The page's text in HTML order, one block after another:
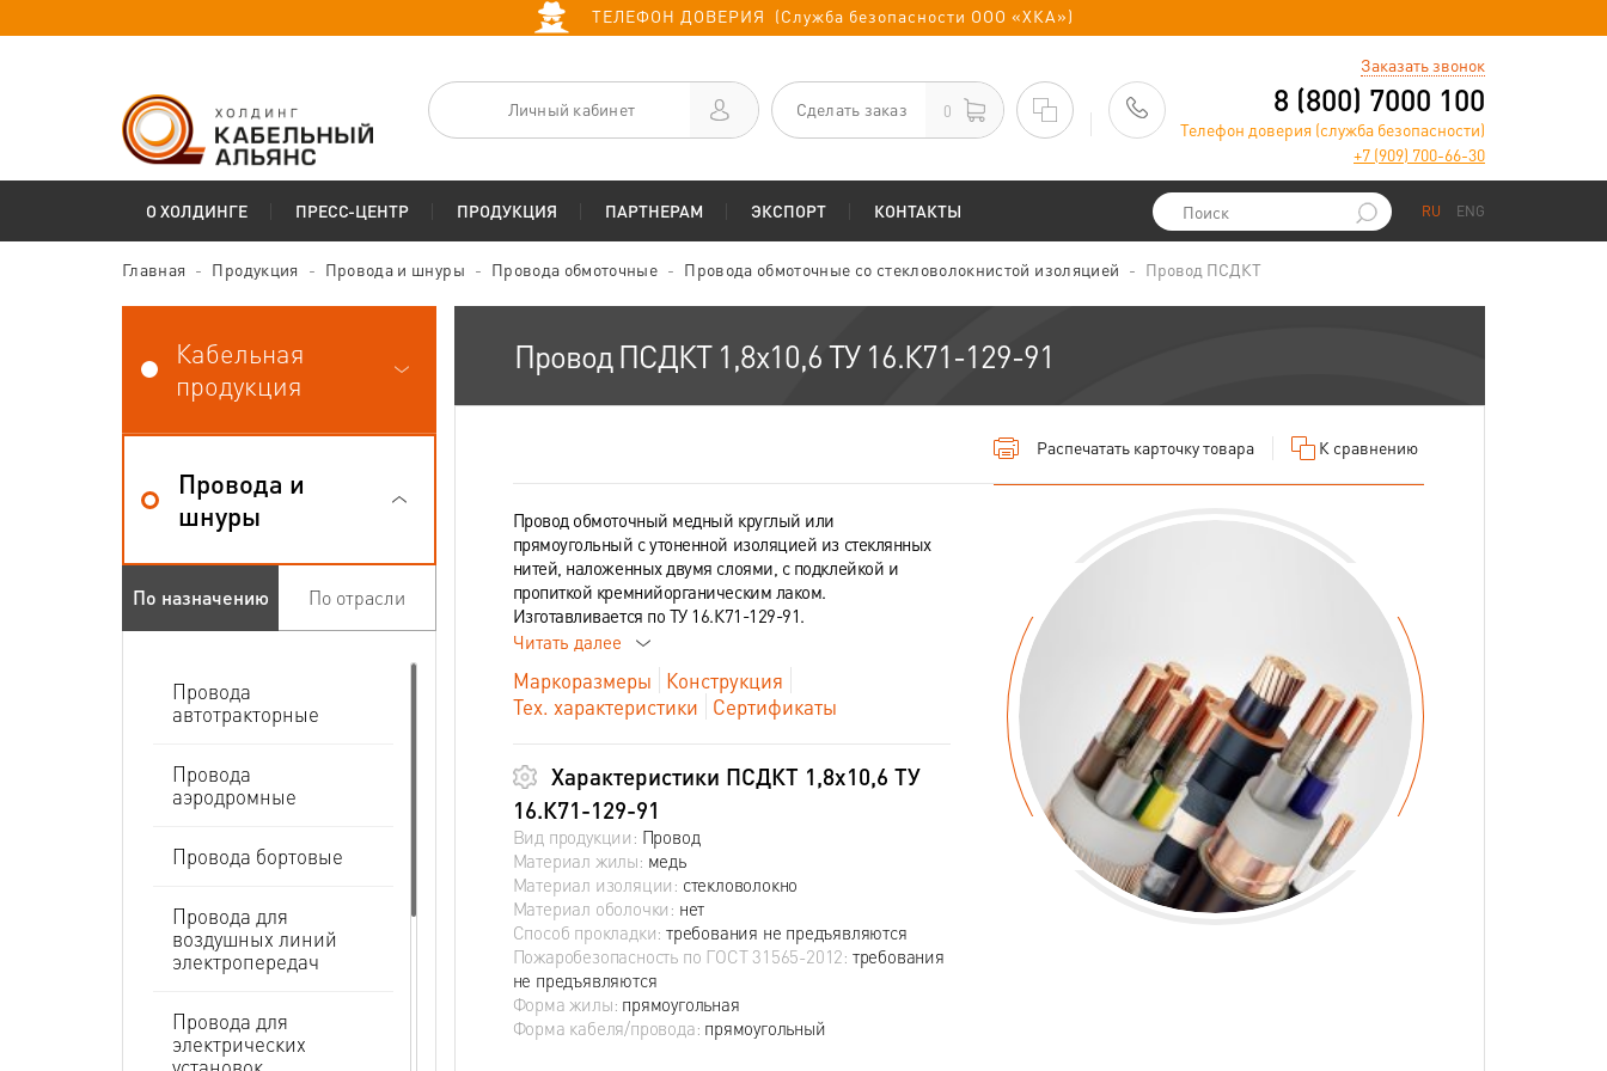
ТЕЛЕФОН ДОВЕРИЯ (Служба безопасности ООО «ХКА»)
Личный кабинет Сделать заказ 0
Заказать звонок
8 (800) 7000 100
Телефон доверия (служба безопасности)
+7 (909) 700-66-30
О ХОЛДИНГЕ ПРЕСС-ЦЕНТР ПРОДУКЦИЯ ПАРТНЕРАМ ЭКСПОРТ КОНТАКТЫ RU ENG
Главная Продукция Провода и шнуры Провода обмоточные Провода обмоточные со стекловолокнистой изоляцией Провод ПСДКТ
Кабельная
продукция
Провода и
шнуры
По назначению По отрасли
Провода
автотракторные
Провода
аэродромные
Провода бортовые
Провода для
воздушных линий
электропередач
Провода для
электрических
Провод ПСДКТ 1,8х10,6 ТУ 16.К71-129-91
Распечатать карточку товара К сравнению
Провод обмоточный медный круглый или
прямоугольный с утоненной изоляцией из стеклянных
нитей, наложенных двумя слоями, с подклейкой и
пропиткой кремнийорганическим лаком.
Изготавливается по ТУ 16.К71-129-91.
Читать далее
Маркоразмеры
Конструкция
Тех. характеристики
Сертификаты
Характеристики ПСДКТ 1,8х10,6 ТУ
16.К71-129-91
Вид продукции: Провод
Материал жилы: медь
Материал изоляции: стекловолокно
Материал оболочки: нет
Способ прокладки: требования не предъявляются
Пожаробезопасность по ГОСТ 31565-2012: требования
не предъявляются
Форма жилы: прямоугольная
Форма кабеля/провода: прямоугольный